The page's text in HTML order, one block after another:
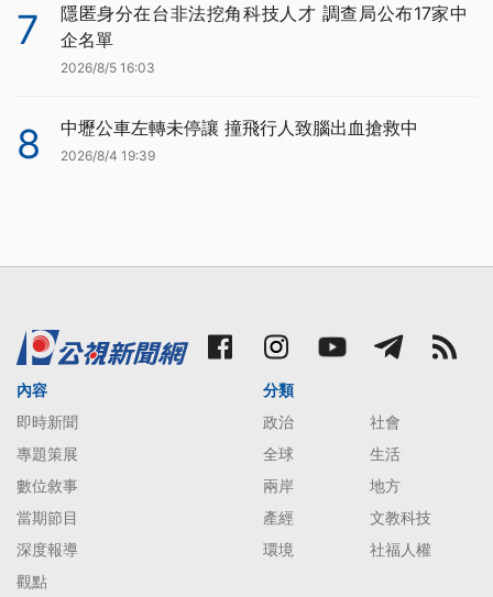
7
隱匿身分在台非法挖角科技人才 調查局公布17家中
企名單
2026/8/5 16:03
8 中壢公車左轉未停讓 撞飛行人致腦出血搶救中
2026/8/4 19:39
內容
即時新聞
專題策展
數位敘事
當期節目
深度報導
觀點
分類
政治
社會
全球
生活
兩岸
地方
產經
文教科技
環境
社福人權